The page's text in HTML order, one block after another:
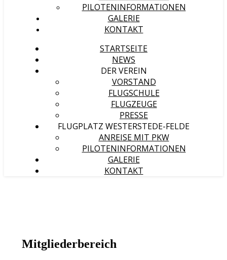
PILOTENINFORMATIONEN
GALERIE
KONTAKT
STARTSEITE
NEWS
DER VEREIN
VORSTAND
FLUGSCHULE
FLUGZEUGE
PRESSE
FLUGPLATZ WESTERSTEDE-FELDE
ANREISE MIT PKW
PILOTENINFORMATIONEN
GALERIE
KONTAKT
Mitgliederbereich